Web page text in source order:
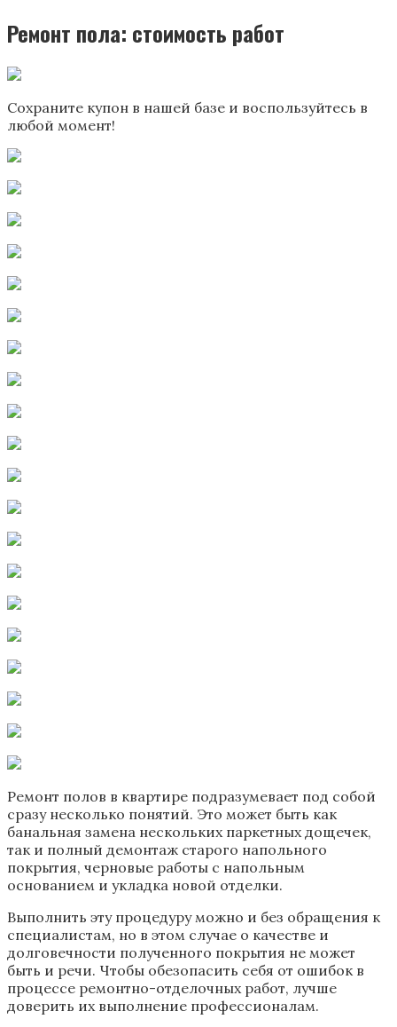
Ремонт пола: стоимость работ
Cохраните купон в нашей базе и воспользуйтесь в
любой момент!
Ремонт полов в квартире подразумевает под собой
сразу несколько понятий. Это может быть как
банальная замена нескольких паркетных дощечек,
так и полный демонтаж старого напольного
покрытия, черновые работы с напольным
основанием и укладка новой отделки.
Выполнить эту процедуру можно и без обращения к
специалистам, но в этом случае о качестве и
долговечности полученного покрытия не может
быть и речи. Чтобы обезопасить себя от ошибок в
процессе ремонтно-отделочных работ, лучше
доверить их выполнение профессионалам.